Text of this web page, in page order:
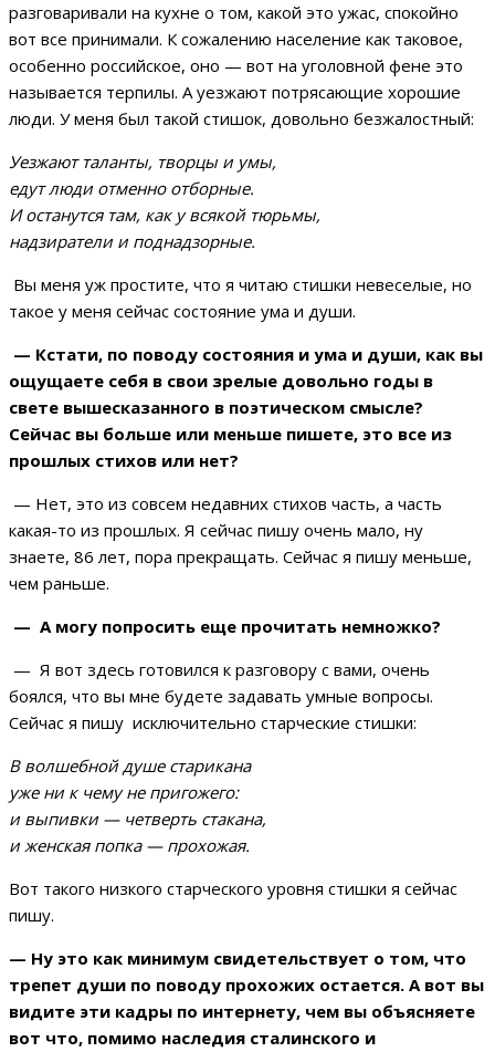
разговаривали на кухне о том, какой это ужас, спокойно
вот все принимали. К сожалению население как таковое,
особенно российское, оно — вот на уголовной фене это
называется терпилы. А уезжают потрясающие хорошие
люди. У меня был такой стишок, довольно безжалостный:
Уезжают таланты, творцы и умы,
едут люди отменно отборные.
И останутся там, как у всякой тюрьмы,
надзиратели и поднадзорные.
Вы меня уж простите, что я читаю стишки невеселые, но
такое у меня сейчас состояние ума и души.
— Кстати, по поводу состояния и ума и души, как вы
ощущаете себя в свои зрелые довольно годы в
свете вышесказанного в поэтическом смысле?
Сейчас вы больше или меньше пишете, это все из
прошлых стихов или нет?
— Нет, это из совсем недавних стихов часть, а часть
какая-то из прошлых. Я сейчас пишу очень мало, ну
знаете, 86 лет, пора прекращать. Сейчас я пишу меньше,
чем раньше.
— А могу попросить еще прочитать немножко?
— Я вот здесь готовился к разговору с вами, очень
боялся, что вы мне будете задавать умные вопросы.
Сейчас я пишу исключительно старческие стишки:
В волшебной душе старикана
уже ни к чему не пригожего:
и выпивки — четверть стакана,
и женская попка — прохожая.
Вот такого низкого старческого уровня стишки я сейчас
пишу.
— Ну это как минимум свидетельствует о том, что
трепет души по поводу прохожих остается. А вот вы
видите эти кадры по интернету, чем вы объясняете
вот что, помимо наследия сталинского и